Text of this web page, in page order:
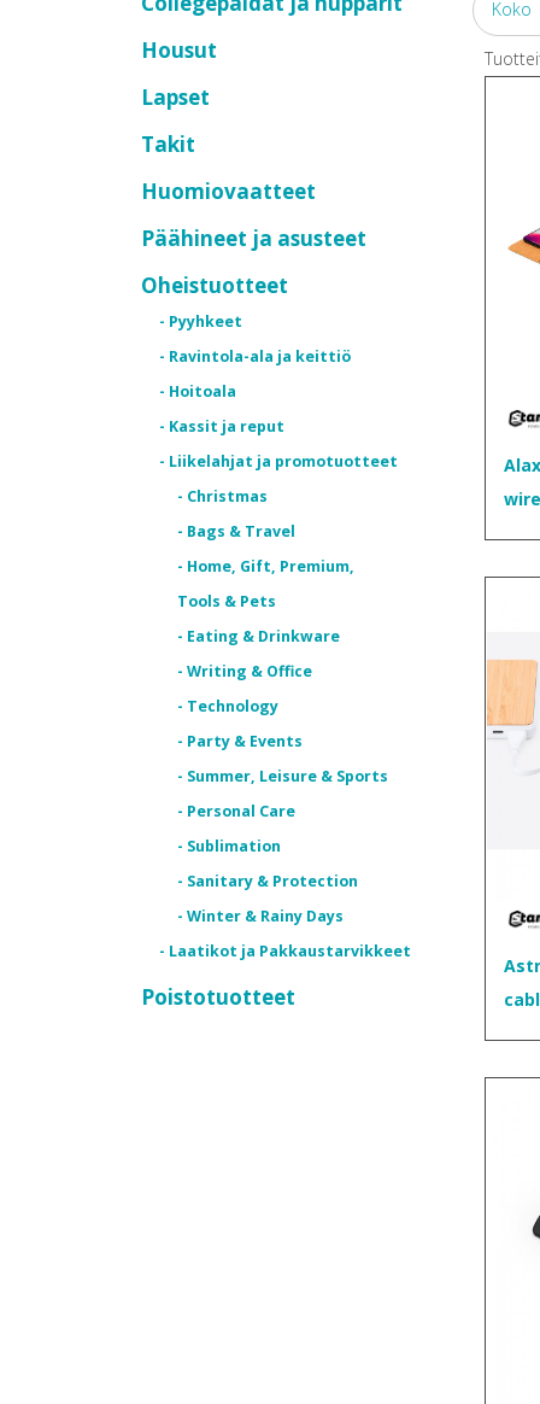
Housut
Lapset
Takit
Huomiovaatteet
Päähineet ja asusteet
Oheistuotteet
- Pyyhkeet
- Ravintola-ala ja keittiö
- Hoitoala
- Kassit ja reput
- Liikelahjat ja promotuotteet
- Christmas
- Bags & Travel
- Home, Gift, Premium,
Tools & Pets
- Eating & Drinkware
- Writing & Office
- Technology
- Party & Events
- Summer, Leisure & Sports
- Personal Care
- Sublimation
- Sanitary & Protection
- Winter & Rainy Days
- Laatikot ja Pakkaustarvikkeet
Poistotuotteet
Koko